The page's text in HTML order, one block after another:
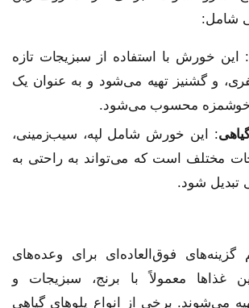
شامل:
: این خورش با استفاده از سبزیجات تازه
و گشنیز تهیه می‌شود و به عنوان یک
خوشمزه محسوب می‌شود.
: این خورش شامل لپه، سیب‌زمینی،
مختلف است که می‌تواند به راحتی به
تبدیل شود.
گزینه‌های فوق‌العاده‌ای برای وعده‌های
غذاها معمولاً با برنج، سبزیجات و
می‌شوند. برخی از انواع پلوهای گیاهی